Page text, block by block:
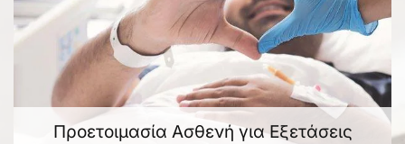
Προετοιμασία Ασθενή για Εξετάσεις